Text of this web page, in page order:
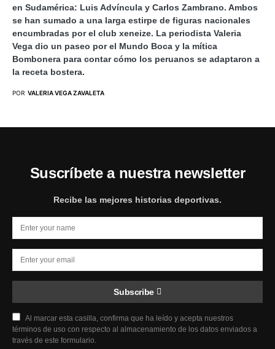
en Sudamérica: Luis Advíncula y Carlos Zambrano. Ambos
se han sumado a una larga estirpe de figuras nacionales
encumbradas por el club xeneize. La periodista Valeria
Vega dio un paseo por el Mundo Boca y la mítica
Bombonera para contar cómo los peruanos se adaptaron a
la receta bostera.
POR VALERIA VEGA ZAVALETA
Suscríbete a nuestra newsletter
Recibe las mejores historias deportivas.
Subscribe
Al marcar esta casilla, confirma que ha leído y acepta nuestros
términos de uso con respecto al almacenamiento de los datos enviados a
través de este formulario.